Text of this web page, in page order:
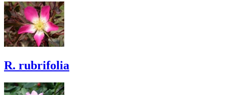
R. rubrifolia